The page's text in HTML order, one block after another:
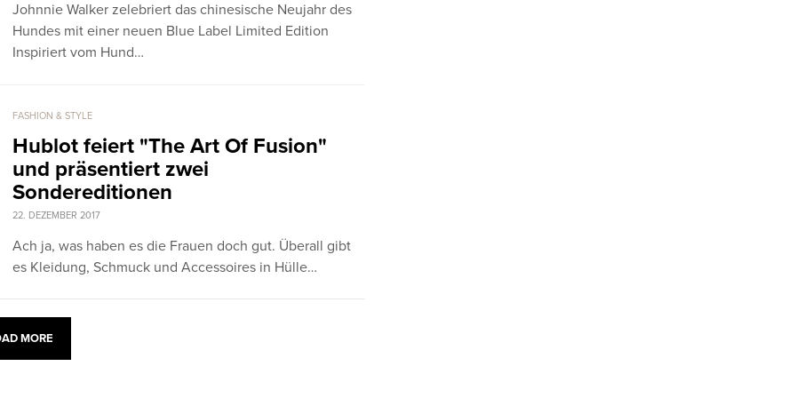
Johnnie Walker zelebriert das chinesische Neujahr des
Hundes mit einer neuen Blue Label Limited Edition
Inspiriert vom Hund…
FASHION & STYLE
Hublot feiert "The Art Of Fusion"
und präsentiert zwei
Sondereditionen
22. DEZEMBER 2017
Ach ja, was haben es die Frauen doch gut. Überall gibt
es Kleidung, Schmuck und Accessoires in Hülle…
MORE